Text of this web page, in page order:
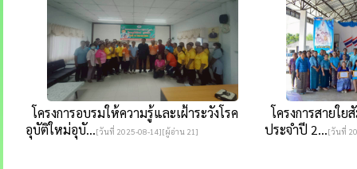
โครงการอบรมให้ความรู้และเฝ้าระวังโรค
อุบัติใหม่อุบั...[วันที่ 2025-08-14][ผู้อ่าน 21]
โครงการสาย
ประจำปี 2...[วันที่